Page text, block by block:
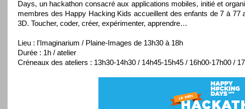
Days, un hackathon consacré aux applications mobiles, initié et
membres des Happy Hacking Kids accueillent des enfants de 7 à
3D. Toucher, coder, créer, expérimenter, apprendre…
Lieu : l'Imaginarium / Plaine-Images de 13h30 à 18h
Durée : 1h / atelier
Créneaux des ateliers : 13h30-14h30 / 14h45-15h45 / 16h00-17h00 /